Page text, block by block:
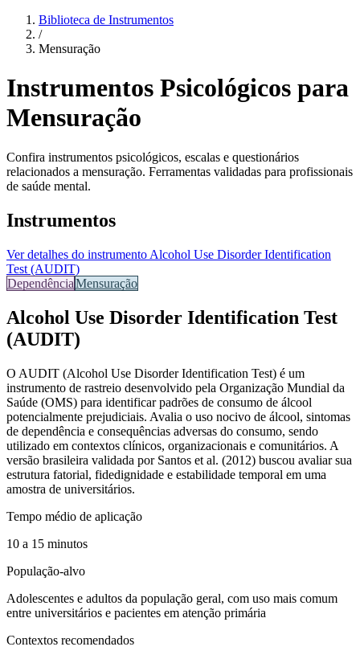
Biblioteca de Instrumentos
/
Mensuração
Instrumentos Psicológicos para
Mensuração
Confira instrumentos psicológicos, escalas e questionários
relacionados a mensuração. Ferramentas validadas para profissionais
de saúde mental.
Instrumentos
Ver detalhes do instrumento Alcohol Use Disorder Identification
Test (AUDIT)
DependênciaMensuração
Alcohol Use Disorder Identification Test
(AUDIT)
O AUDIT (Alcohol Use Disorder Identification Test) é um
instrumento de rastreio desenvolvido pela Organização Mundial da
Saúde (OMS) para identificar padrões de consumo de álcool
potencialmente prejudiciais. Avalia o uso nocivo de álcool, sintomas
de dependência e consequências adversas do consumo, sendo
utilizado em contextos clínicos, organizacionais e comunitários. A
versão brasileira validada por Santos et al. (2012) buscou avaliar sua
estrutura fatorial, fidedignidade e estabilidade temporal em uma
amostra de universitários.
Tempo médio de aplicação
10 a 15 minutos
População-alvo
Adolescentes e adultos da população geral, com uso mais comum
entre universitários e pacientes em atenção primária
Contextos recomendados